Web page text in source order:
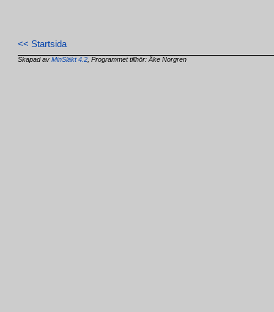
<< Startsida
Skapad avMinSläkt 4.2 , Programmet tillhör: Åke Norgren